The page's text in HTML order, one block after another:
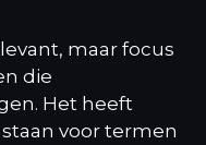
maar focus
die
Het heeft
voor termen